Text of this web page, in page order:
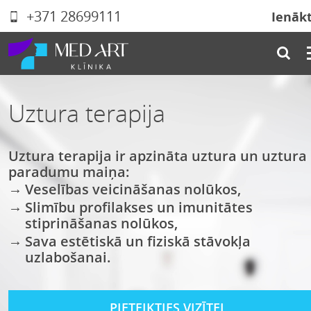
+371 28699111
Uztura terapija
Uztura terapija ir apzināta uztura un uztura
paradumu maiņa:
Veselības veicināšanas nolūkos,
Slimību profilakses un imunitātes
stiprināšanas nolūkos,
Sava estētiskā un fiziskā stāvokļa
uzlabošanai.
PIETEIKTIES VIZĪTEI